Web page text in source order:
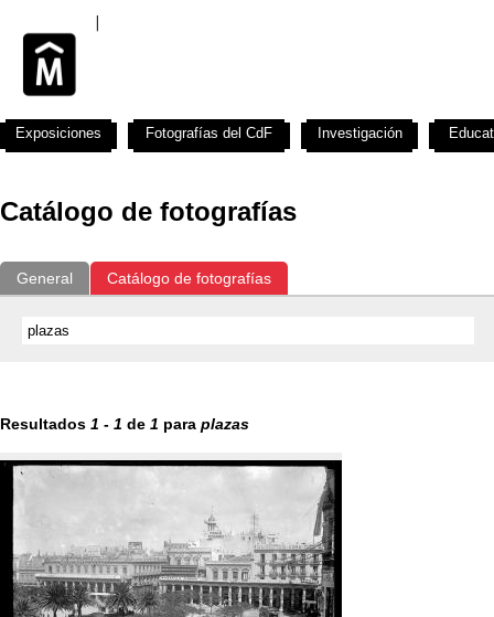
Catálogo de fotografías
General Catálogo de fotografías
Resultados 1 - 1 de 1 para plazas
Exposiciones Fotografías del CdF Investigación